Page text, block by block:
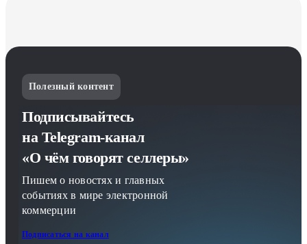
Полезный контент
Подписывайтесь
на Telegram-канал
«О чём говорят селлеры»
Пишем о новостях и главных
событиях в мире электронной
коммерции
Подписаться на канал